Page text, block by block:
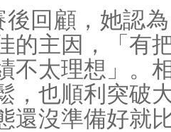
後回顧，她認
的主因，「有
不太理想」。
，也順利突破
還沒準備好就